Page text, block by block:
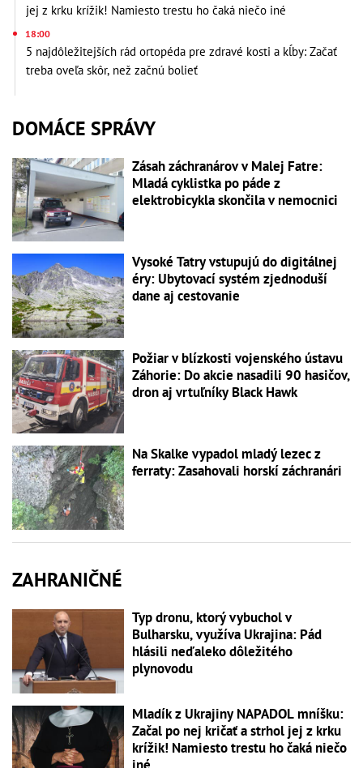
jej z krku krížik! Namiesto trestu ho čaká niečo iné
18:00
5 najdôležitejších rád ortopéda pre zdravé kosti a kĺby: Začať
treba oveľa skôr, než začnú bolieť
DOMÁCE SPRÁVY
Zásah záchranárov v Malej Fatre:
Mladá cyklistka po páde z
elektrobicykla skončila v nemocnici
Vysoké Tatry vstupujú do digitálnej
éry: Ubytovací systém zjednoduší
dane aj cestovanie
Požiar v blízkosti vojenského ústavu
Záhorie: Do akcie nasadili 90 hasičov,
dron aj vrtuľníky Black Hawk
Na Skalke vypadol mladý lezec z
ferraty: Zasahovali horskí záchranári
ZAHRANIČNÉ
Typ dronu, ktorý vybuchol v
Bulharsku, využíva Ukrajina: Pád
hlásili neďaleko dôležitého
plynovodu
Mladík z Ukrajiny NAPADOL mníšku:
Začal po nej kričať a strhol jej z krku
krížik! Namiesto trestu ho čaká niečo